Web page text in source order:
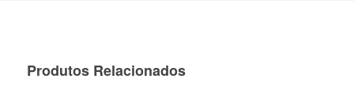
Produtos Relacionados